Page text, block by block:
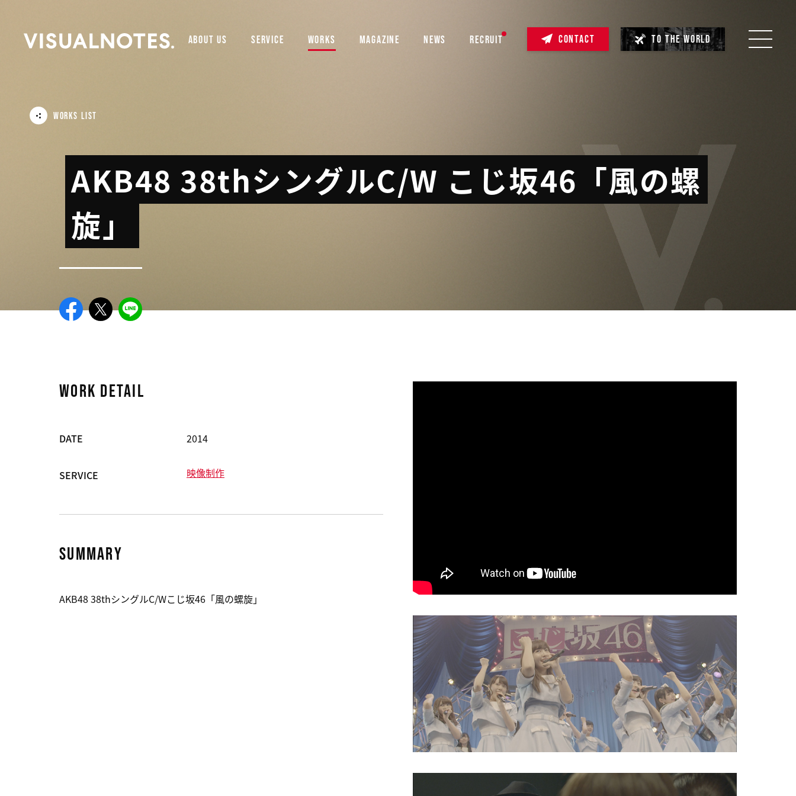
ABOUT US SERVICE WORKS MAGAZINE NEWS RECRUIT CONTACT TO THE WORLD
WORKS LIST
AKB48 38thシングルC/W こじ坂46「風の螺
旋」
WORK DETAIL
DATE 2014
SERVICE 映像制作
SUMMARY
AKB48 38thシングルC/Wこじ坂46「風の螺旋」